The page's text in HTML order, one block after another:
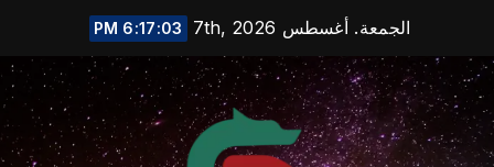
content
الجمعة. أغسطس 7th, 2026 6:17:04 PM